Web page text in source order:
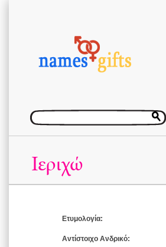
Ιεριχώ
Ετυμολογία:
Αντίστοιχο Ανδρικό: